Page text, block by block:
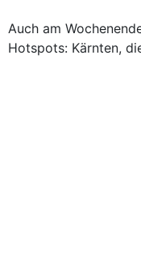
Auch am
Hotspots: Kärnten,